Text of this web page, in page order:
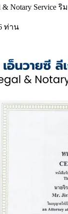
Notary Service
ท่าน